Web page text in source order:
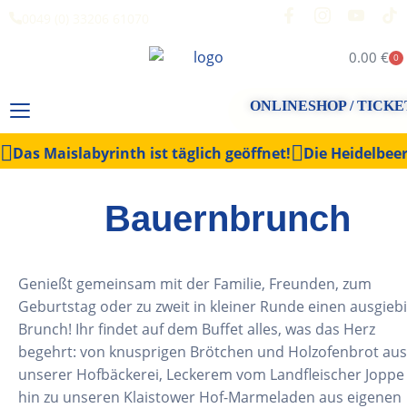
0.00 € 0
ONLINESHOP /
Das Maislabyrinth ist täglich geöffnet! Die
Bauernbrunch
Genießt gemeinsam mit der Familie, Freunden, zum
Geburtstag oder zu zweit in kleiner Runde einen
Brunch! Ihr findet auf dem Buffet alles, was das Herz
begehrt: von knusprigen Brötchen und Holzofenbrot aus
unserer Hofbäckerei, Leckerem vom Landfleischer
hin zu unseren Klaistower Hof-Marmeladen aus eigenen